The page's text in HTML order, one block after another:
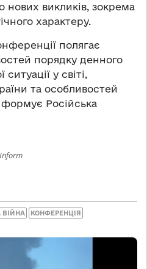
нових викликів, зокрема
характеру.
полягає
порядку денного
у світі,
та особливостей
формує Російська
ВІЙНА КОНФЕРЕНЦІЯ